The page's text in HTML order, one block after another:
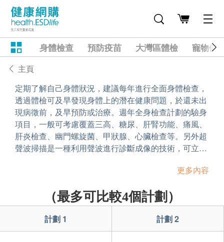
身體檢查 預防疫苗 大灣區體檢 寵物健
主頁
定期了解自己身體狀況，建議每年進行全面身體檢查，
透過體檢可及早發現身體上的潛在健康問題，於還未出
現病徵前，及早預防或治療。週年全身檢查計劃的驗身
項目，一般可考慮覆蓋三高、糖尿、肝腎功能、痛風、
肝炎檢查、幽門螺旋菌、甲狀腺、心臟檢查等。另外超
聲波掃描是一種利用聲波進行診斷成像的技術，可立刻
康檢查計劃時，可因應個人的需要，家族病史或體檢項
更多內容
（最多可比較4個計劃）
計劃 1 計劃 2